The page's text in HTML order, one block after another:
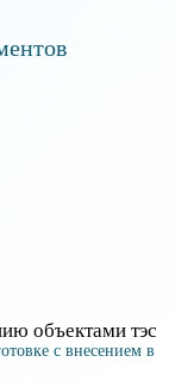
с внесением в